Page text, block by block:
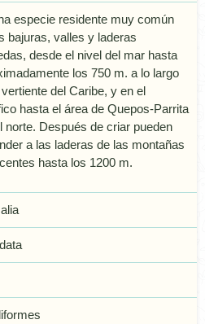
especie residente muy común
bajuras, valles y laderas
desde el nivel del mar hasta
los 750 m. a lo largo
del Caribe, y en el
hasta el área de Quepos-Parrita
norte. Después de criar pueden
a las laderas de las montañas
hasta los 1200 m.